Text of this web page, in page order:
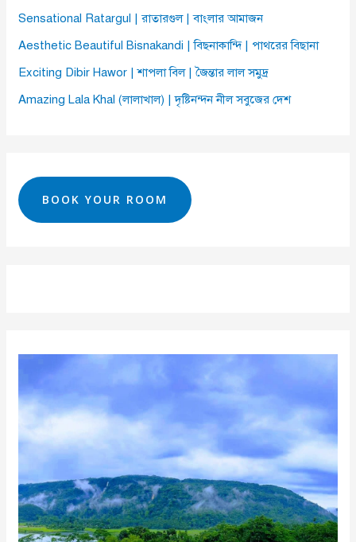
Sensational Ratargul | রাতারগুল | বাংলার আমাজন
Aesthetic Beautiful Bisnakandi | বিছনাকান্দি | পাথরের বিছানা
Exciting Dibir Hawor | শাপলা বিল | জৈন্তার লাল সমুদ্র
Amazing Lala Khal (লালাখাল) | দৃষ্টিনন্দন নীল সবুজের দেশ
BOOK YOUR ROOM